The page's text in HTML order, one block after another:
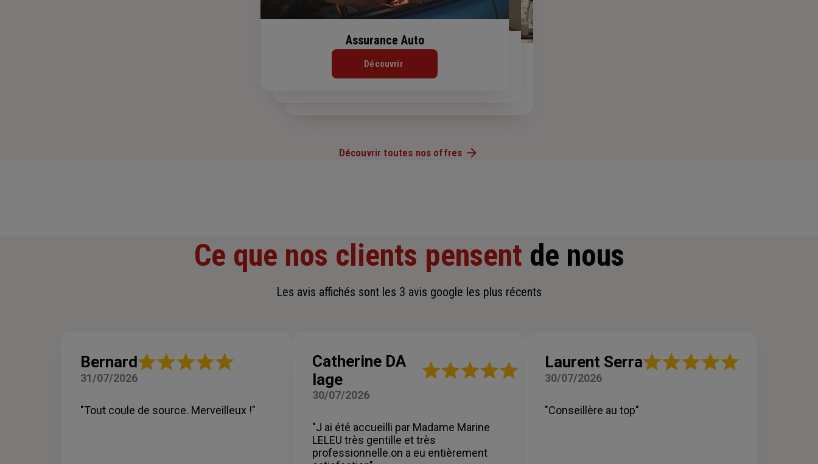
Assurance de prêt immobilier
Assurance Habitation
Découvrir
Assurance Auto
Découvrir
Découvrir toutes nos offres
Ce que nos clients pensent de nous
Les avis affichés sont les 3 avis google les plus récents
BernardNote
5
étoiles
31/07/2026
"Tout coule de source. Merveilleux !"
Catherine DA
lage
Note
étoiles
30/07/2026
"J ai été accueilli par Madame Marine
LELEU très gentille et très
professionnelle.on a eu entièrement
Laurent SerraNote
30/07/2026
"Conseillère au top"